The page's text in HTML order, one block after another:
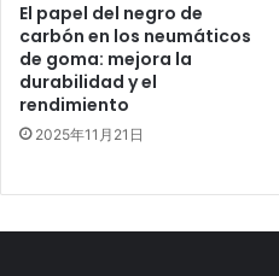
El papel del negro de
carbón en los neumáticos
de goma: mejora la
durabilidad y el
rendimiento
2025年11月21日